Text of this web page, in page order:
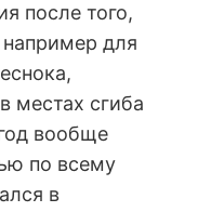
после того,
для
местах сгиба
вообще
по всему
в